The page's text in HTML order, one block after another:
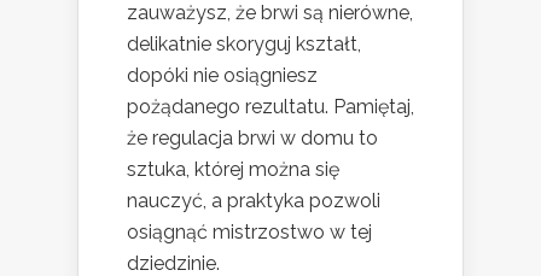
zauważysz, że brwi są nierówne,
delikatnie skoryguj kształt,
dopóki nie osiągniesz
pożądanego rezultatu. Pamiętaj,
że regulacja brwi w domu to
sztuka, której można się
nauczyć, a praktyka pozwoli
osiągnąć mistrzostwo w tej
dziedzinie.